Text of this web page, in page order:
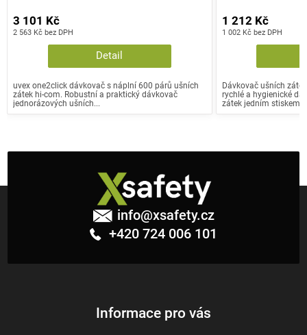
2 563 Kč bez DPH
3 101 Kč
Detail
uvex one2click dávkovač s náplní 600 párů ušních
zátek hi-com. Robustní a praktický dávkovač
jednorázových ušních...
1 002 Kč bez DPH
1 212 Kč
Dávkovač ušních
rychlé a hygienické
zátek jedním stiskem...
info@xsafety.cz
+420 724 006 101
Informace pro vás